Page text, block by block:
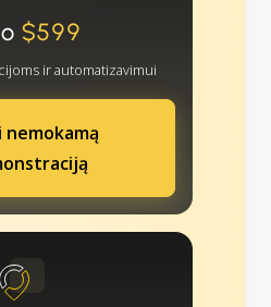
$599
ir automatizavimui
nemokamą